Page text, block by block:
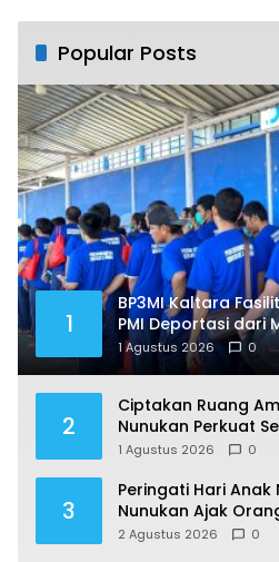
Popular Posts
1
BP3MI Kaltara
PMI Deportasi dari
Jalani Pendataan
1 Agustus 2026 0
2
Ciptakan Ruang
Nunukan Perkuat
1 Agustus 2026 0
3
Peringati Hari Anak
Nunukan Ajak
Gemar Berolahraga
2 Agustus 2026 0